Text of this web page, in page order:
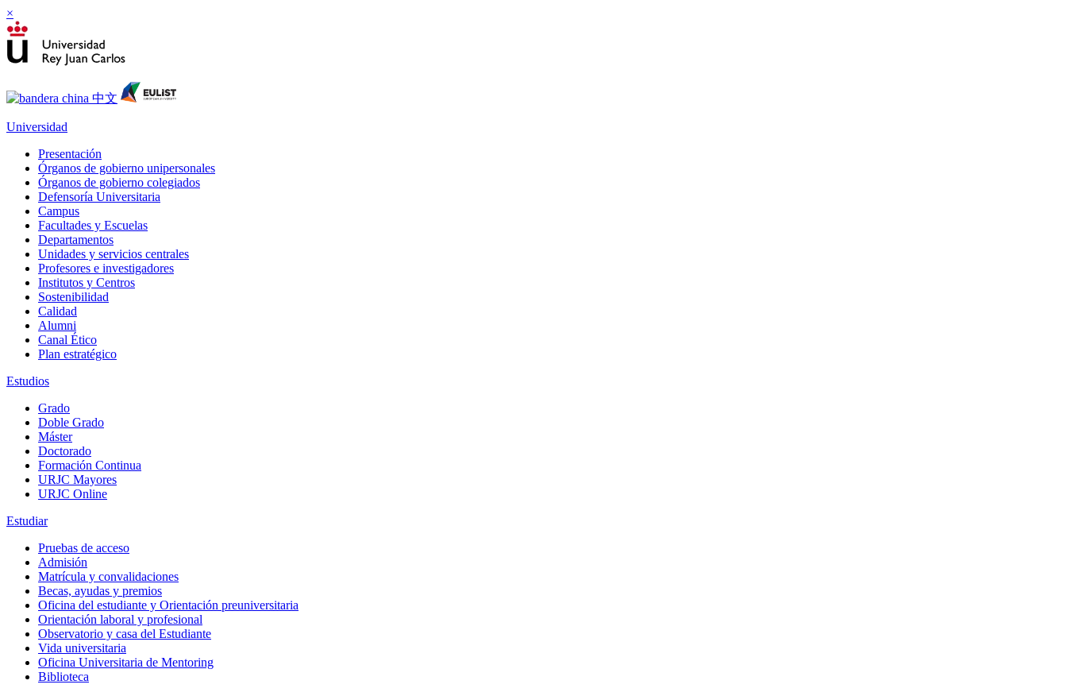
×
Universidad
Presentación
Órganos de gobierno unipersonales
Órganos de gobierno colegiados
Defensoría Universitaria
Campus
Facultades y Escuelas
Departamentos
Unidades y servicios centrales
Profesores e investigadores
Institutos y Centros
Sostenibilidad
Calidad
Alumni
Canal Ético
Plan estratégico
Estudios
Grado
Doble Grado
Máster
Doctorado
Formación Continua
URJC Mayores
URJC Online
Estudiar
Pruebas de acceso
Admisión
Matrícula y convalidaciones
Becas, ayudas y premios
Oficina del estudiante y Orientación preuniversitaria
Orientación laboral y profesional
Observatorio y casa del Estudiante
Vida universitaria
Oficina Universitaria de Mentoring
Biblioteca